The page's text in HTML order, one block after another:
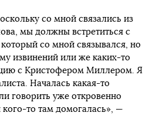
со мной связались из
мы должны встретиться с
со мной связывался, но
извинений или же каких-то
с Кристофером Миллером. Я
Началась какая-то
говорить уже откровенно
то там домогалась», —